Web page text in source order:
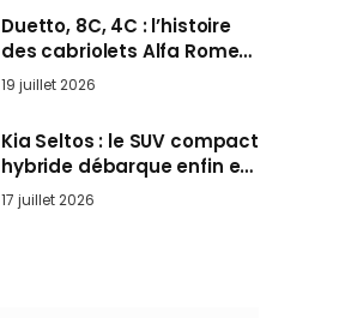
Duetto, 8C, 4C : l’histoire
des cabriolets Alfa Romeo,
ces Spider qui ont défini
l’art de rouler cheveux au
vent
19 juillet 2026
Kia Seltos : le SUV compact
hybride débarque enfin en
France pour bousculer les
Nissan Qashqai et Toyota
17 juillet 2026